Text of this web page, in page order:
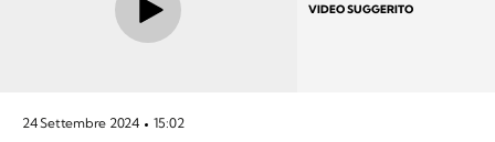
VIDEO SUGGERITO
24 Settembre 2024 15:02